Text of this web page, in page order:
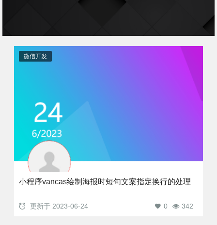
微信开发
小程序vancas绘制海报时短句文案指定换行的处理
更新于 2023-06-24 342
0